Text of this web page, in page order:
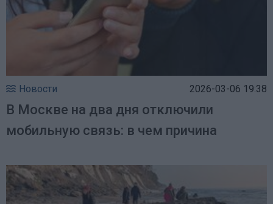
Новости 2026-03-06 19:38
В Москве на два дня отключили
мобильную связь: в чем причина